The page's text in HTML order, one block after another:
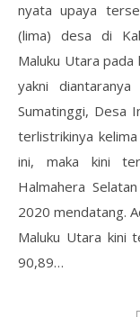
nyata upaya
(lima) desa di
Maluku Utara
yakni
Sumatinggi, Desa
terlistrikinya
ini, maka kini
Halmahera
2020 mendatang.
Maluku Utara kini
90,89…